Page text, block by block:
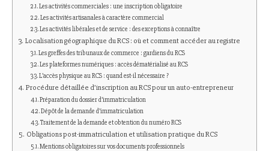
Les activités commerciales : une inscription obligatoire
Les activités artisanales à caractère commercial
Les activités libérales et de service : des exceptions à connaître
Localisation géographique du RCS : où et comment accéder au registre
Les greffes des tribunaux de commerce : gardiens du RCS
Les plateformes numériques : accès dématérialisé au RCS
L’accès physique au RCS : quand est-il nécessaire ?
Procédure détaillée d’inscription au RCS pour un auto-entrepreneur
Préparation du dossier d’immatriculation
Dépôt de la demande d’immatriculation
Traitement de la demande et obtention du numéro RCS
Obligations post-immatriculation et utilisation pratique du RCS
Mentions obligatoires sur vos documents professionnels